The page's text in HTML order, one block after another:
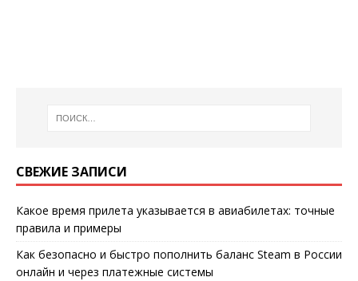
СВЕЖИЕ ЗАПИСИ
Какое время прилета указывается в авиабилетах: точные
правила и примеры
Как безопасно и быстро пополнить баланс Steam в России
онлайн и через платежные системы